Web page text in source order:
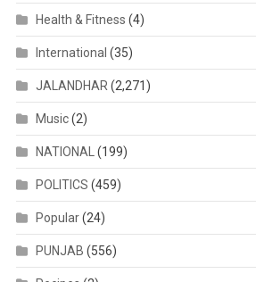
Health & Fitness (4)
International (35)
JALANDHAR (2,271)
Music(2)
NATIONAL (199)
POLITICS (459)
Popular(24)
PUNJAB (556)